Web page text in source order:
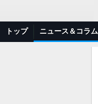
トップ ニュース＆コラム